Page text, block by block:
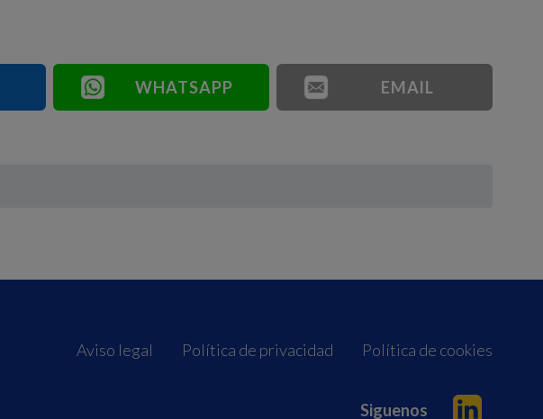
WHATSAPP EMAIL
Aviso legal Política de privacidad Política de cookies
Siguenos